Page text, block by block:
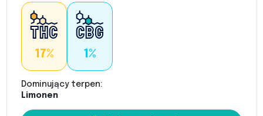
17% 1%
Dominujący terpen:
Limonen